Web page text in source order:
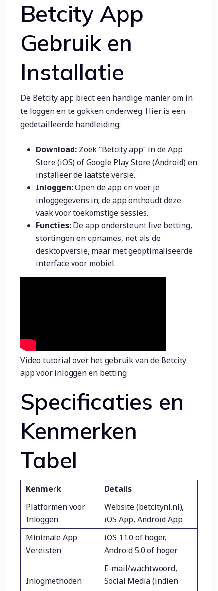
Betcity App
Gebruik en
Installatie
De Betcity app biedt een handige manier om in
te loggen en te gokken onderweg. Hier is een
gedetailleerde handleiding:
Download: Zoek “Betcity app” in de App
Store (iOS) of Google Play Store (Android) en
installeer de laatste versie.
Inloggen:Open de app en voer je
inloggegevens in; de app onthoudt deze
vaak voor toekomstige sessies.
Functies: De app ondersteunt live betting,
stortingen en opnames, net als de
desktopversie, maar met geoptimaliseerde
interface voor mobiel.
Video tutorial over het gebruik van de Betcity
app voor inloggen en betting.
Specificaties en
Kenmerken
Tabel
Kenmerk
Details
Platformen voor
Inloggen
Website (betcitynl.nl),
iOS App, Android App
Minimale App
Vereisten
iOS 11.0 of hoger,
Android 5.0 of hoger
Inlogmethoden
E-mail/wachtwoord,
Social Media (indien